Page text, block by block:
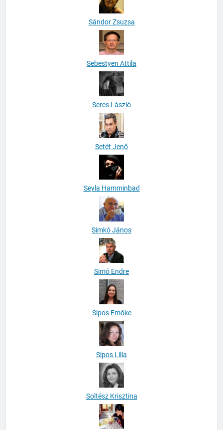
Sándor Zsuzsa
Sebestyen Attila
Seres László
Setét Jenő
Seyla Hamminbad
Simkó János
Simó Endre
Sipos Emőke
Sipos Lilla
Soltész Krisztina